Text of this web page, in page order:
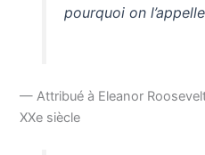
pourquoi on
— Attribué à Eleanor
XXe siècle